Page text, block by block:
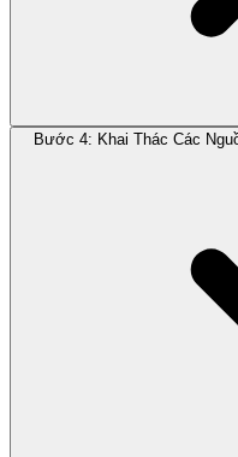
Bước 4: Khai Thác Các